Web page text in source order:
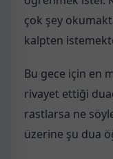
çok şey
kalpten
Bu gece için en
rivayet ettiği
rastlarsa ne
üzerine şu dua